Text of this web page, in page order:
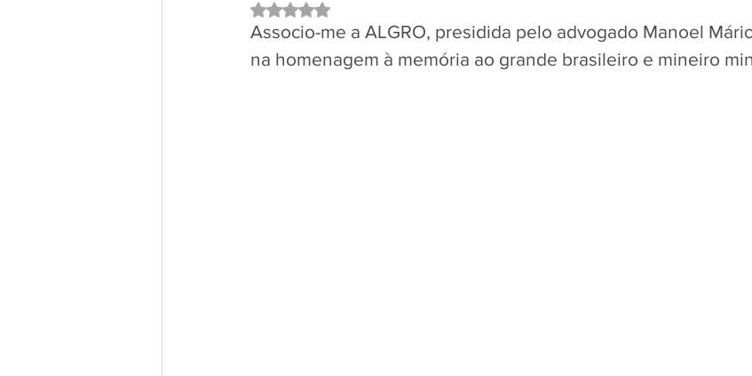
Avaliado com NaN de 5 estrelas.
Associo-me a ALGRO, presidida pelo advogado Manoel
na homenagem à memória ao grande brasileiro e mineiro